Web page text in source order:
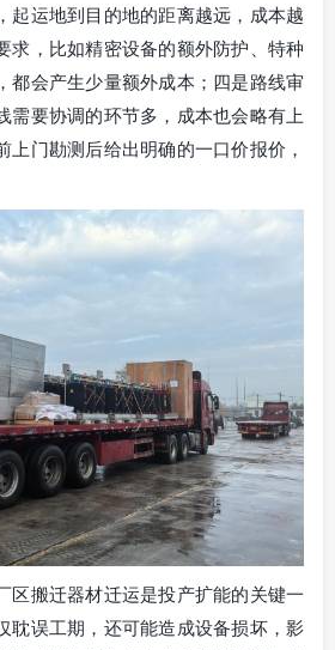
起运地到目的地的距离越远，成本越
求，比如精密设备的额外防护、特种
都会产生少量额外成本；四是路线审
需要协调的环节多，成本也会略有上
上门勘测后给出明确的一口价报价，
区搬迁器材迁运是投产扩能的关键一
耽误工期，还可能造成设备损坏，影